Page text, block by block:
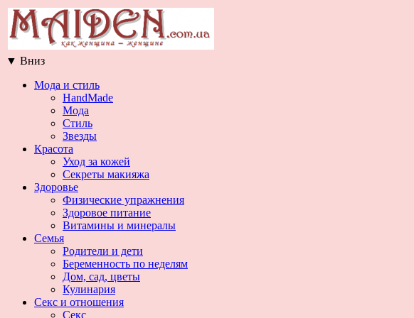
▼ Вниз
Мода и стиль
HandMade
Мода
Стиль
Звезды
Красота
Уход за кожей
Секреты макияжа
Здоровье
Физические упражнения
Здоровое питание
Витамины и минералы
Семья
Родители и дети
Беременность по неделям
Дом, сад, цветы
Кулинария
Секс и отношения
Секс